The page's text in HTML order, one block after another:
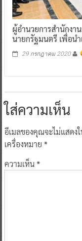
ผู้อำนวยการสำนักง
นายกรัฐมนตรี เพื่อน
29 กรกฎาคม 2020
ใส่ความเห็น
อีเมลของคุณจะไม่แสดง
เครื่องหมาย *
ความเห็น*